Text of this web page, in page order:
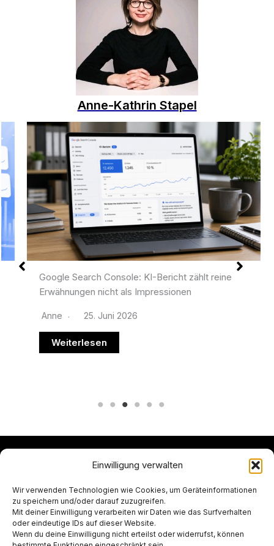
Einwilligung verwalten
Wir verwenden Technologien wie Cookies, um Geräteinformationen
zu speichern und/oder darauf zuzugreifen.
Mit deiner Einwilligung verarbeiten wir Daten wie das Surfverhalten
oder eindeutige IDs auf dieser Website.
Wenn du deine Einwilligung nicht erteilst oder widerrufst, können
Anne-Kathrin Stapel
Google Search Console: KI-Bericht zählt reine
Erwähnungen nicht als Impressionen
Anne 25. Juni 2026
Weiterlesen
Impressum
Kontakt
Cookie-Richtlinie (EU)